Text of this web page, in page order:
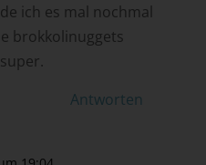
ich es mal nochmal
brokkolinuggets
Antworten